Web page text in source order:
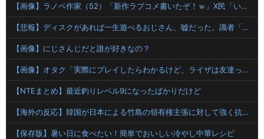
【画像】ラノベ作家（52）「新作ラブコメ書いたぞ！ｗ」X民「いい歳こいてラブコメ（笑）恥ずかしくないの？」←やめたれｗと話題に
【悲報】ディスクがあれば一生遊べるおじさん、嘘だった。識者「経年劣化で普通に割れます」
【画像】にじさんじだと誰が好きなの？
【画像】オタク「実際にプレイしたらわかるけど、ライザは友達って感じで性的な目では見れないｗ」←これ
【NTEまとめ】最近釣りレベル9になったばかりだけど
【海外の反応】韓国が日本による竹島の領有権主張に対して強く抗議したらしい → 「もはや毎年の恒例行事だな」「他のことから国民の目をそらせるからお互いの政府にとって都合がいいんだよ」
【保存版】暑い日に食べたい！簡単でおいしい冷やし中華レシピ